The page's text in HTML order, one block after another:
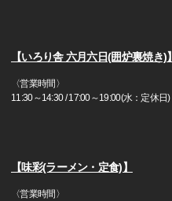
【いろり舎 六月六日(囲炉裏焼き)】
〈営業時間〉
11:30～14:30 / 17:00～19:00(水：定休日)
【味彩(ラーメン・定食)】
〈営業時間〉